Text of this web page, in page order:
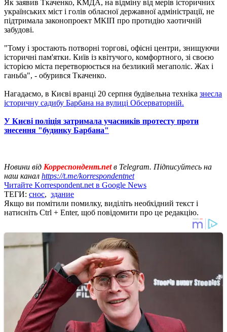
Як заявив Ткаченко, КМДА, на відміну від мерів історичних
українських міст і голів обласної державної адміністрації, не
підтримала законопроект МКІП про протидію хаотичній
забудові.
"Тому і зростають потворні торгові, офісні центри, знищуючи
історичні пам'ятки. Київ із квітучого, комфортного, зі своєю
історією міста перетворюється на безликий мегаполіс. Жах і
ганьба", - обурився Ткаченко.
Нагадаємо, в Києві вранці 20 серпня будівельна техніка знесла
історичну садибу Барбана на вулиці Обсерваторній.
У Києві поліція затримала учасників протесту проти
знесення "будинку Барбана"
Новини від Корреспондент.netв Telegram. Підписуйтесь на
наш канал https://t.me/korrespondentnet
Читайте Korrespondent.net в Google News
ТЕГИ: снос, здание
Якщо ви помітили помилку, виділіть необхідний текст і
натисніть Ctrl + Enter, щоб повідомити про це редакцію.